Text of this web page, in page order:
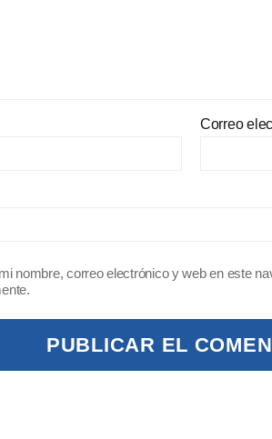
Correo
nombre, correo electrónico y web en este